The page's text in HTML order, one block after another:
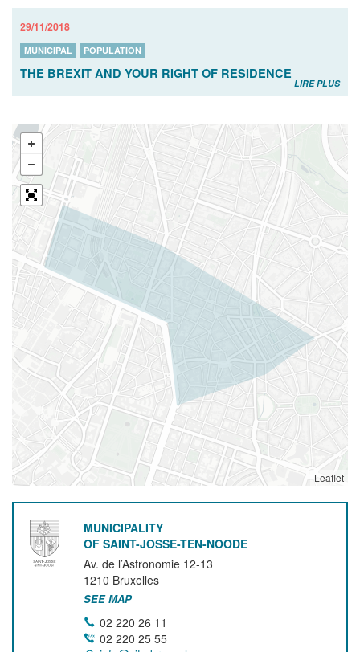
29/11/2018
MUNICIPAL POPULATION
THE BREXIT AND YOUR RIGHT OF RESIDENCE
LIRE PLUS
Leaflet
MUNICIPALITY
OF SAINT-JOSSE-TEN-NOODE
Av. de l’Astronomie 12-13
1210 Bruxelles
SEE MAP
02 220 26 11
02 220 25 55